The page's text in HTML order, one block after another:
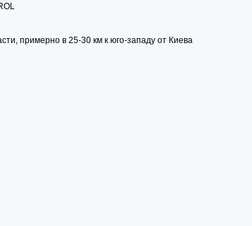
примерно в 25-30 км к юго-западу от Киева